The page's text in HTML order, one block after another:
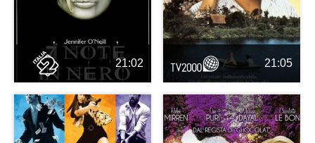
21:02 21:05